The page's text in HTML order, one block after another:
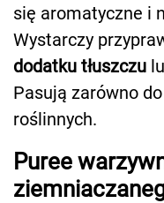
się aromatyczne i
Wystarczy
dodatku tłuszczu
Pasują zarówno
roślinnych.
Puree